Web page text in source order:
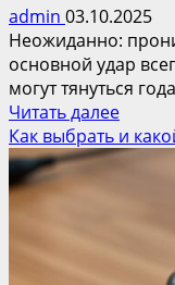
admin 03.10.2025
Неожиданно:
основной удар
могут тянуться
Читать далее
о
Как выбрать и